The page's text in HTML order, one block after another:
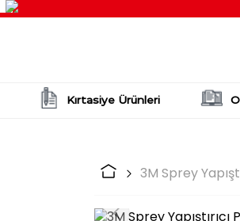
Kırtasiye Ürünleri
3M Sprey